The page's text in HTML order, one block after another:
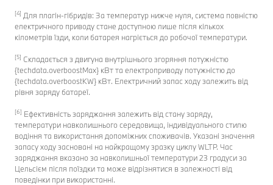
[4] Для плагін-гібридів: За температур нижче нуля, система повністю
електричного приводу стане доступною лише після кількох
кілометрів їзди, коли батарея нагріється до робочої температури.
[5] Складається з двигуна внутрішнього згоряння потужністю
{techdata.overboostMax} кВт та електроприводу потужністю до
{techdata.overboostKW} кВт. Електричний запас ходу залежить від
рівня заряду батареї.
[6] Ефективність заряджання залежить від стану заряду,
температури навколишнього середовища, індивідуального стилю
водіння та використання допоміжних споживачів. Указані значення
запасу ходу засновані на найкращому зразку циклу WLTP. Час
заряджання вказано за навколишньої температури 23 градуси за
Цельсієм після поїздки та може відрізнятися в залежності від
поведінки при використанні.